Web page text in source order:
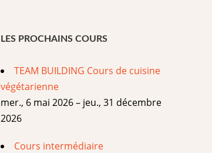
LES PROCHAINS COURS
TEAM BUILDING Cours de cuisine
végétarienne
mer., 6 mai 2026 – jeu., 31 décembre
2026
Cours intermédiaire